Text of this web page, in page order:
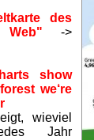
des
->
show
we‘re
wieviel
Jahr